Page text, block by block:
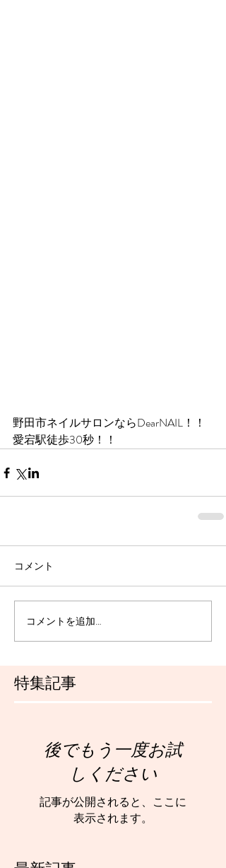
特集記事
野田市ネイルサロンならDearNAIL！！
愛宕駅徒歩30秒！！
コメント
コメントを追加…
後でもう一度お試
しください
記事が公開されると、ここに
表示されます。